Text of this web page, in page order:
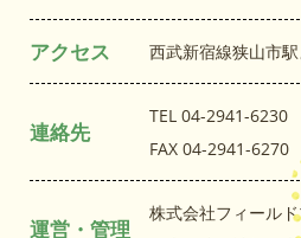
アクセス 西武新宿線狭山市
連絡先
TEL 04-2941-6230
FAX 04-2941-6270
運営・管理
株式会社フィール